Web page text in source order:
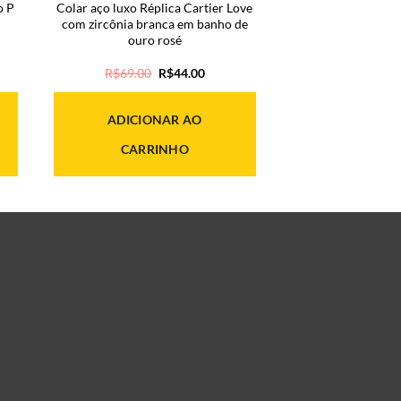
P
Colar aço luxo Réplica Cartier Love
com zircônia branca em banho de
ouro rosé
R$69.00 O
original
R$69.00.
R$44.00O
atual
ADICIONAR AO
CARRINHO